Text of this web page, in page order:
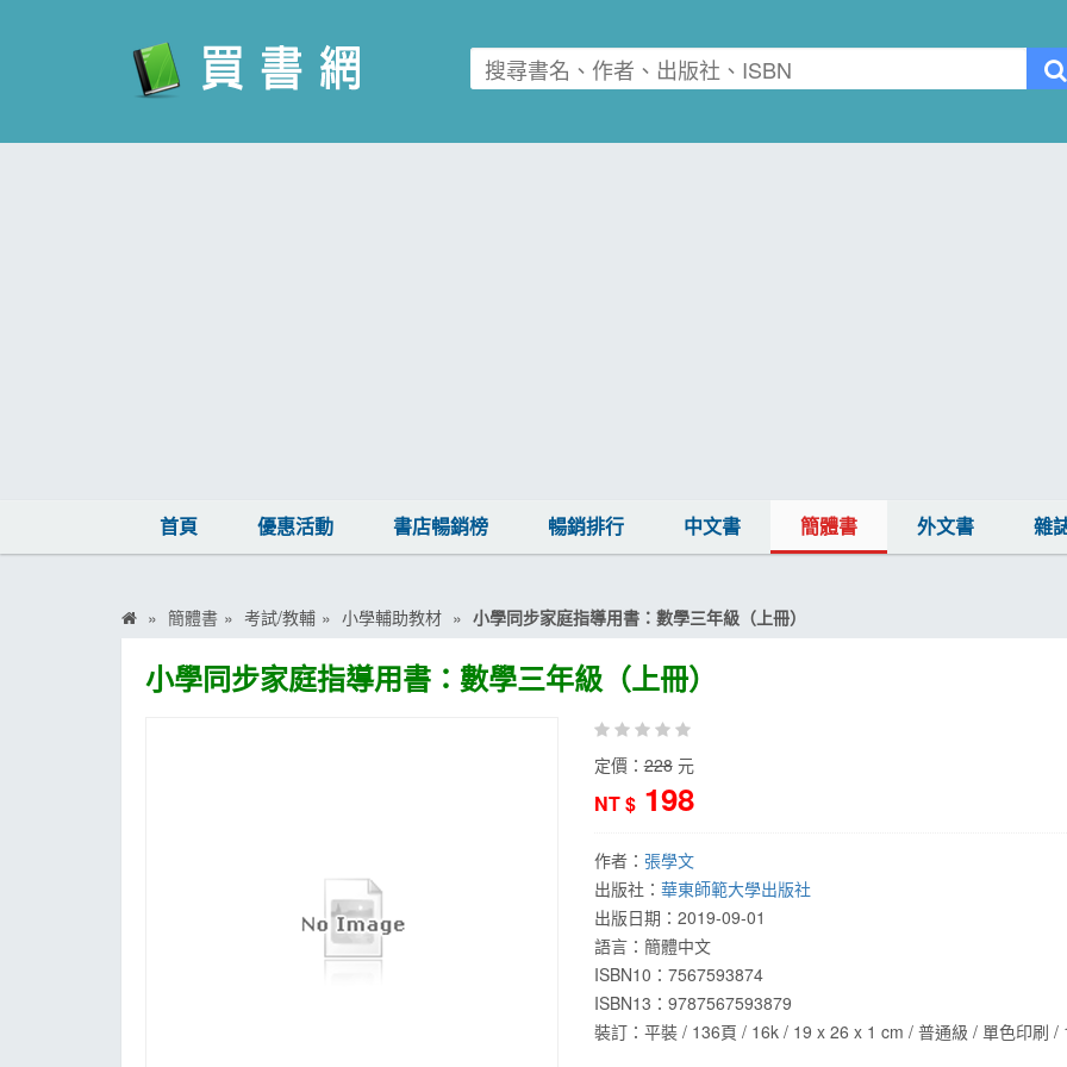
首頁 優惠活動 書店暢銷榜 暢銷排行 中文書 簡體書 外文書 雜
簡體書 考試/教輔 小學輔助教材 小學同步家庭指導用書：數學三年級（上冊）
小學同步家庭指導用書：數學三年級（上冊）
定價：228元
NT $198
作者： 張學文
出版社： 華東師範大學出版社
出版日期： 2019-09-01
語言： 簡體中文
ISBN10：7567593874
ISBN13： 9787567593879
裝訂：平裝 / 136頁 / 16k / 19 x 26 x 1 cm / 普通級 / 單色印刷 /
MOOK